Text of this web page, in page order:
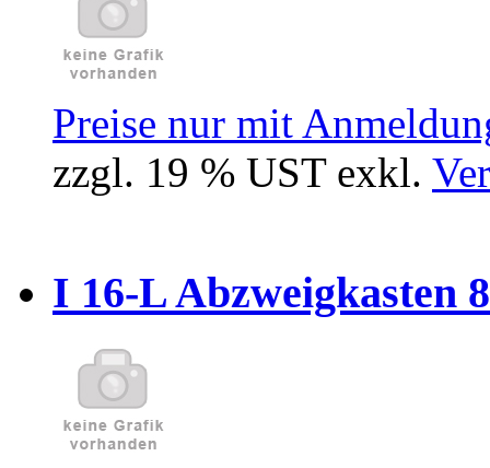
Preise nur mit
zzgl. 19 % UST exkl.
I 16-L Abzweigkasten